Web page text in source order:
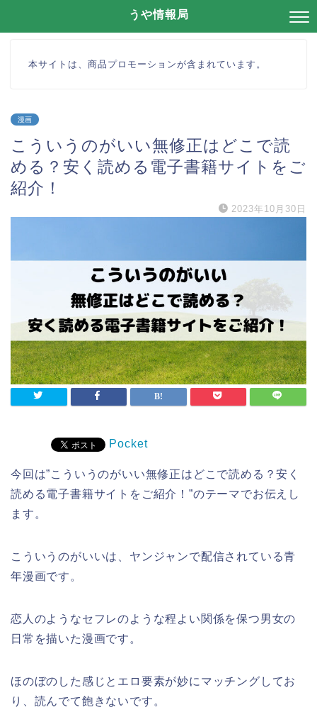
うや情報局
本サイトは、商品プロモーションが含まれています。
漫画
こういうのがいい無修正はどこで読
める？安く読める電子書籍サイトをご
紹介！
2023年10月30日
Pocket
今回は”こういうのがいい無修正はどこで読める？安く
読める電子書籍サイトをご紹介！”のテーマでお伝えし
ます。
こういうのがいいは、ヤンジャンで配信されている青
年漫画です。
恋人のようなセフレのような程よい関係を保つ男女の
日常を描いた漫画です。
ほのぼのした感じとエロ要素が妙にマッチングしてお
り、読んでて飽きないです。